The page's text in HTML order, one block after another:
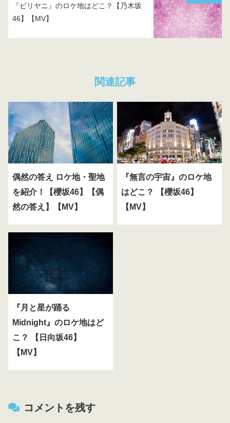
『ビリヤニ』のロケ地はどこ？【乃木坂
46】【MV】
関連記事
偶然の答え ロケ地・聖地
を紹介！【櫻坂46】【偶
然の答え】【MV】
『無言の宇宙』のロケ地
はどこ？ 【櫻坂46】
【MV】
『月と星が踊る
Midnight』のロケ地はど
こ？ 【日向坂46】
【MV】
コメントを残す